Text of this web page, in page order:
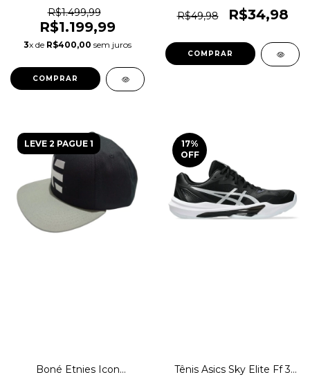
1magnus
R$1.499,99
R$1.199,99
3x de R$400,00 sem juros
COMPRAR
Elástica Original 1magnus
R$49,98 R$34,98
COMPRAR
LEVE 2 PAGUE 1
Boné Etnies Icon
17%
OFF
Tênis Asics Sky Elite Ff 3